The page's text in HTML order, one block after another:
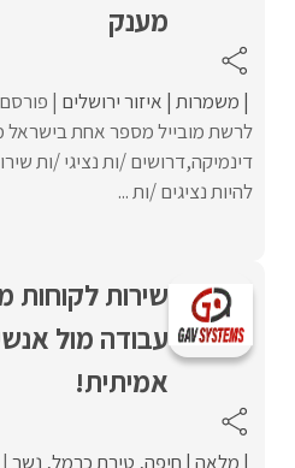
מענק
משמרות איזור ירושלים פורסם
לרשת מובייל מספר אחת בישראל
דינמיקה,דרושים /ות נציגי /ות
להיות נציגים /ות ...
שירות
עבודה מול
אמיתית!
מלאה חיפה טירת כרמל נשר